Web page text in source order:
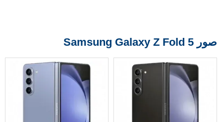
صور Samsung Galaxy Z Fold 5